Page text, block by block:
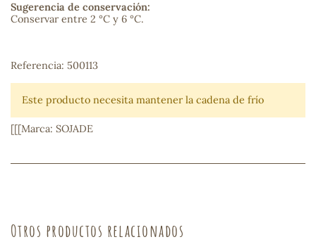
Sugerencia de conservación:
Conservar entre 2 °C y 6 °C.
Referencia: 500113
Este producto necesita mantener la cadena de frío
[[[Marca: SOJADE
Otros productos relacionados